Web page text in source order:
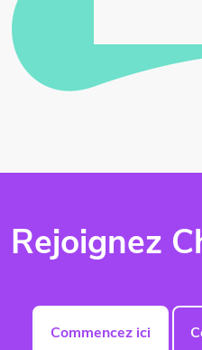
Rejoignez
Commencez ici